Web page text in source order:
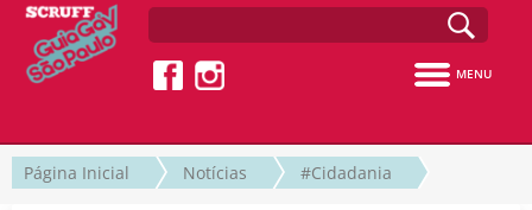
MENU
Página Inicial Notícias #Cidadania